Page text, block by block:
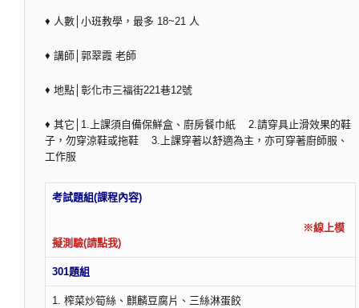
♦ 人數│小班教學，最多 18~21 人
♦ 講師│郭翠霞 老師
♦ 地點│彰化市三福街221巷12號
♦ 其它│1.上課須自備保鮮盒、廚房餐巾紙 2.請穿具止滑效果的鞋
子，勿穿涼鞋或拖鞋 3.上課穿著以舒適為主，亦可穿著廚師服、
工作服
考試題組(課程內容)
※線上模
擬測驗(請點我)
301題組
1. 榨菜炒筍絲、麒麟豆腐片、三絲淋蛋餃